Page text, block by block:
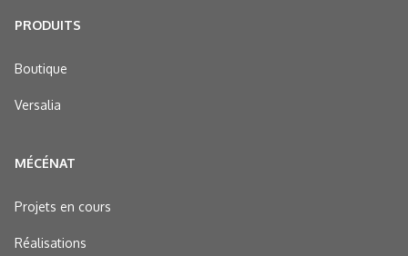
PRODUITS
Boutique
Versalia
MÉCÉNAT
Projets en cours
Réalisations